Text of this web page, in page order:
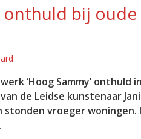
bij oude
‘Hoog Sammy’
de Leidse kunstenaar
vroeger woningen.